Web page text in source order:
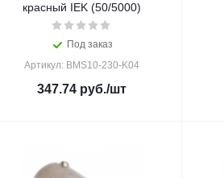
красный IEK (50/5000)
Под заказ
Артикул: BMS10-230-K04
347.74 руб./шт